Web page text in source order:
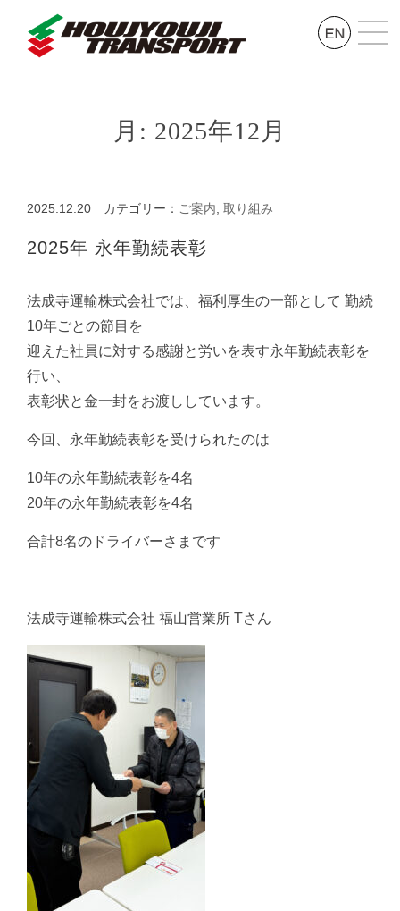
月: 2025年12月
2025.12.20 カテゴリー： ご案内 取り組み
2025年 永年勤続表彰
法成寺運輸株式会社では、福利厚生の一部として 勤続
10年ごとの節目を
迎えた社員に対する感謝と労いを表す永年勤続表彰を
行い、
表彰状と金一封をお渡ししています。
今回、永年勤続表彰を受けられたのは
10年の永年勤続表彰を4名
20年の永年勤続表彰を4名
合計8名のドライバーさまです
法成寺運輸株式会社 福山営業所 Tさん